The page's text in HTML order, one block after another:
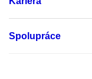
Spolupráce